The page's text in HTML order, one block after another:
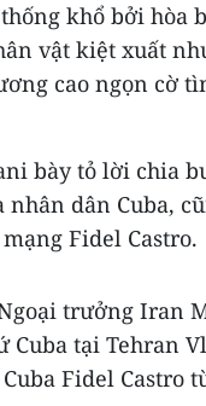
khổ bởi hòa
vật kiệt xuất
cao ngọn cờ
bày tỏ lời chia
nhân dân Cuba,
Fidel Castro.
trưởng Iran
tại Tehran
Fidel Castro